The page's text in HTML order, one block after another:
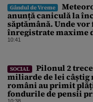
Gândul de Vreme
anunță caniculă la
săptămână. Unde vor
înregistrate maxime
grade. ANM,
10:41
SOCIAL
Pilonul 2 trece
miliarde de lei câștig
români au primit
fondurile de pensii